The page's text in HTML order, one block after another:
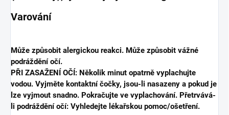
Varování
Může způsobit alergickou reakci. Může způsobit vážné
podráždění očí.
PŘI ZASAŽENÍ OČÍ: Několik minut opatrně vyplachujte
vodou. Vyjměte kontaktní čočky, jsou-li nasazeny a pokud je
lze vyjmout snadno. Pokračujte ve vyplachování. Přetrvává-
li podráždění očí: Vyhledejte lékařskou pomoc/ošetření.